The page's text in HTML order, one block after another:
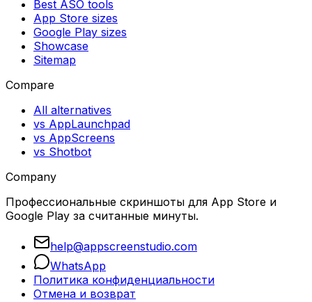
Best ASO tools
App Store sizes
Google Play sizes
Showcase
Sitemap
Compare
All alternatives
vs AppLaunchpad
vs AppScreens
vs Shotbot
Company
Профессиональные скриншоты для App Store и
Google Play за считанные минуты.
help@appscreenstudio.com
WhatsApp
Политика конфиденциальности
Отмена и возврат